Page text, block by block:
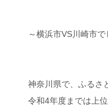
～横浜市VS川崎市
神奈川県で、ふるさ
令和4年度までは上